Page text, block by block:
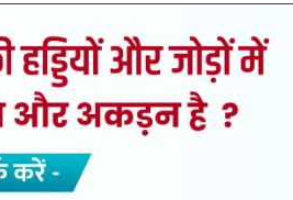
ने मुंगई माता मंदिर के सामने से पार कर दी। मिली
का कार्य करता है, दिनांक 28 सितंबर 2025 को
B 2736) से ग्राम मुंगई माता मंदिर दर्शन करने